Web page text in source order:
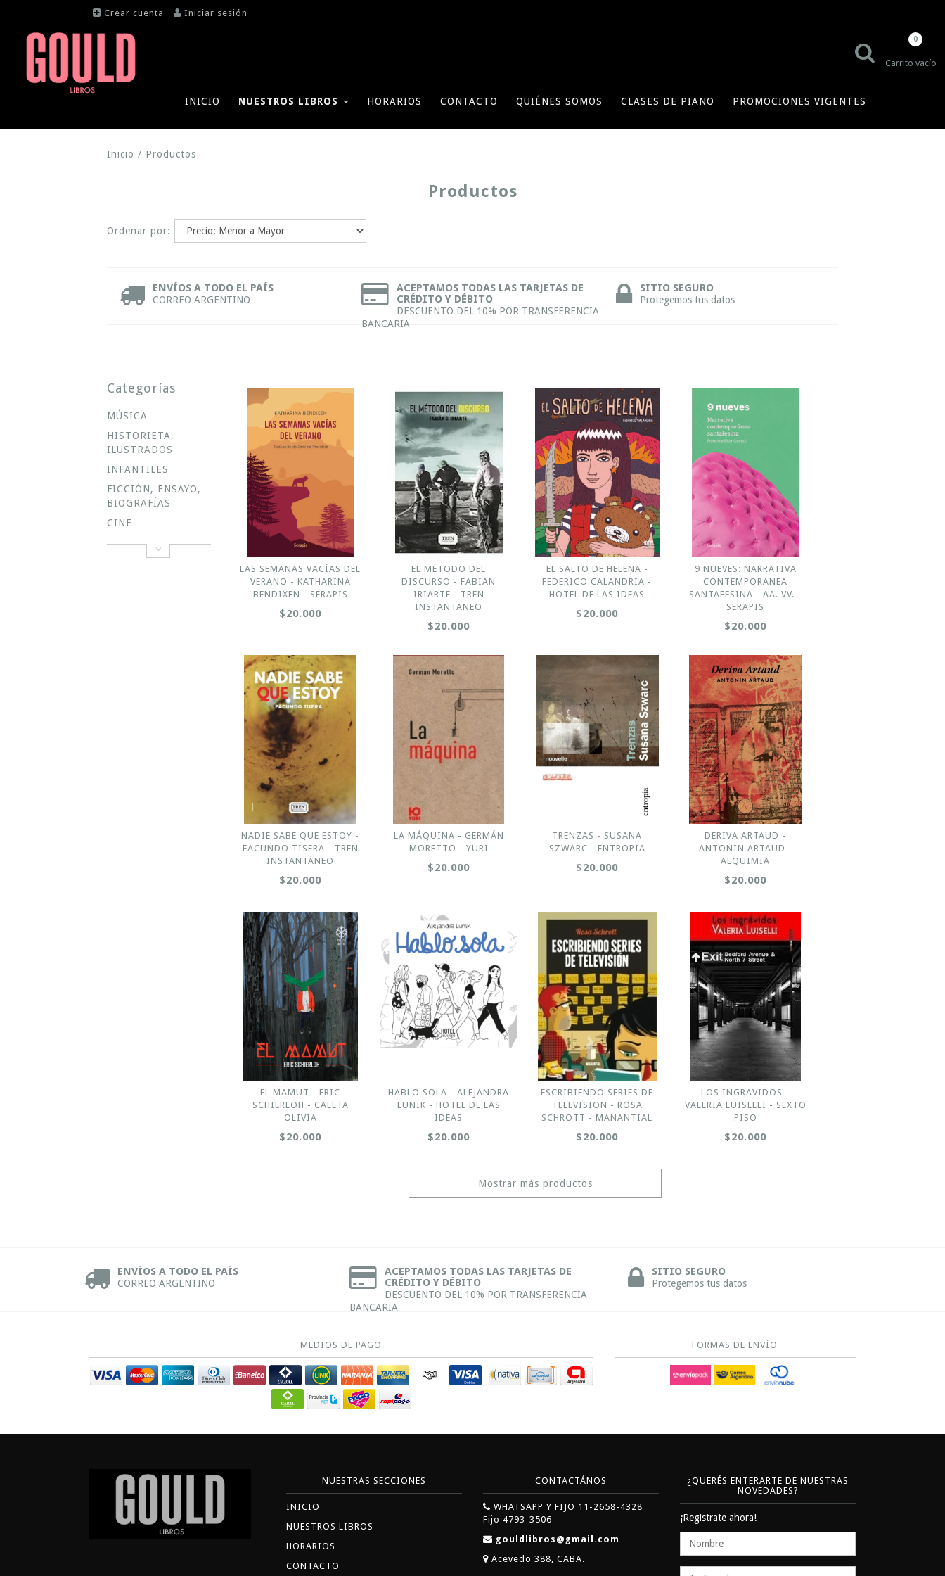
Crear cuenta Iniciar sesión
Carrito vacío
0
INICIO NUESTROS LIBROS HORARIOS CONTACTO QUIÉNES SOMOS CLASES DE PIANO PROMOCIONES VIGENTES
Inicio / Productos
Productos
Ordenar por:
ENVÍOS A TODO EL PAÍS
CORREO ARGENTINO
ACEPTAMOS TODAS LAS TARJETAS DE
CRÉDITO Y DÉBITO
DESCUENTO DEL 10% POR TRANSFERENCIA
BANCARIA
SITIO SEGURO
Protegemos tus datos
Categorías
MÚSICA
HISTORIETA,
ILUSTRADOS
INFANTILES
FICCIÓN, ENSAYO,
BIOGRAFÍAS
CINE
LAS SEMANAS VACÍAS DEL
VERANO - KATHARINA
BENDIXEN - SERAPIS
$20.000
EL MÉTODO DEL
DISCURSO - FABIAN
IRIARTE - TREN
INSTANTANEO
$20.000
EL SALTO DE HELENA -
FEDERICO CALANDRIA -
HOTEL DE LAS IDEAS
$20.000
9 NUEVES: NARRATIVA
CONTEMPORANEA
SANTAFESINA - AA. VV. -
SERAPIS
$20.000
NADIE SABE QUE ESTOY -
FACUNDO TISERA - TREN
INSTANTÁNEO
$20.000
LA MÁQUINA - GERMÁN
MORETTO - YURI
$20.000
TRENZAS - SUSANA
SZWARC - ENTROPIA
$20.000
DERIVA ARTAUD -
ANTONIN ARTAUD -
ALQUIMIA
$20.000
EL MAMUT - ERIC
SCHIERLOH - CALETA
OLIVIA
$20.000
HABLO SOLA - ALEJANDRA
LUNIK - HOTEL DE LAS
IDEAS
$20.000
ESCRIBIENDO SERIES DE
TELEVISION - ROSA
SCHROTT - MANANTIAL
$20.000
LOS INGRAVIDOS -
VALERIA LUISELLI - SEXTO
PISO
$20.000
Mostrar más productos
ENVÍOS A TODO EL PAÍS
CORREO ARGENTINO
ACEPTAMOS TODAS LAS TARJETAS DE
CRÉDITO Y DÉBITO
DESCUENTO DEL 10% POR TRANSFERENCIA
BANCARIA
SITIO SEGURO
Protegemos tus datos
MEDIOS DE PAGO FORMAS DE ENVÍO
NUESTRAS SECCIONES
INICIO
NUESTROS LIBROS
HORARIOS
CONTACTO
CONTACTÁNOS
WHATSAPP Y FIJO 11-2658-4328
Fijo 4793-3506
gouldlibros@gmail.com
Acevedo 388, CABA.
¿QUERÉS ENTERARTE DE NUESTRAS
NOVEDADES?
¡Registrate ahora!